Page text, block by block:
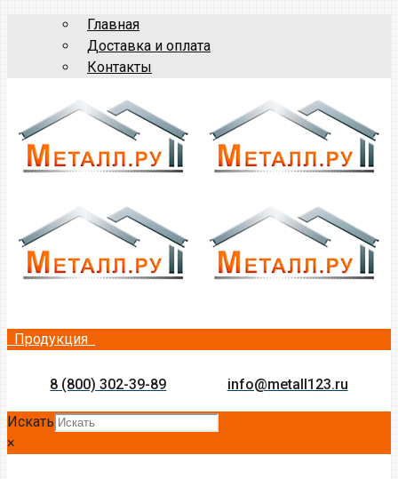
Главная
Доставка и оплата
Контакты
Продукция
8 (800) 302-39-89 info@metall123.ru
Искать
×